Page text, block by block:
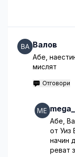
Валов
Абе,
мислят
Отговори
Абе,
от Уиз
начин
реват